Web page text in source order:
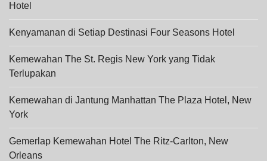
Hotel
Kenyamanan di Setiap Destinasi Four Seasons Hotel
Kemewahan The St. Regis New York yang Tidak
Terlupakan
Kemewahan di Jantung Manhattan The Plaza Hotel, New
York
Gemerlap Kemewahan Hotel The Ritz-Carlton, New
Orleans